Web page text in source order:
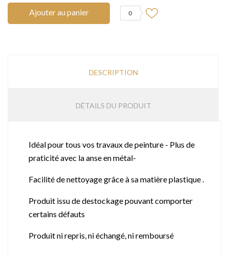
Ajouter au panier 0
DESCRIPTION
DÉTAILS DU PRODUIT
Idéal pour tous vos travaux de peinture - Plus de
praticité avec la anse en métal-
Facilité de nettoyage grâce à sa matière plastique .
Produit issu de destockage pouvant comporter
certains défauts
Produit ni repris, ni échangé, ni remboursé